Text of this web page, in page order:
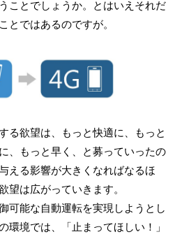
とでしょうか。とはいえそれだ
とではあるのですが。
る欲望は、もっと快適に、もっと
、もっと早く、と募っていったの
える影響が大きくなればなるほ
望は広がっていきます。
可能な自動運転を実現しようとし
環境では、「止まってほしい！」